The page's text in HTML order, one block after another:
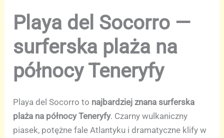
Playa del Socorro —
surferska plaża na
północy Teneryfy
Playa del Socorro to najbardziej znana surferska
plaża na północy Teneryfy. Czarny wulkaniczny
piasek, potężne fale Atlantyku i dramatyczne klify w